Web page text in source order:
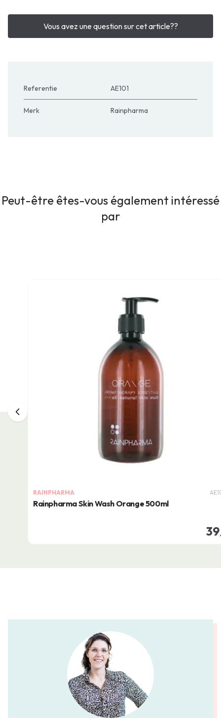
Vous avez une question sur cet article??
Referentie AE101
Merk Rainpharma
Peut-être êtes-vous également intéressé
par
RAINPHARMA
Rainpharma Skin Wash Orange 500ml
39